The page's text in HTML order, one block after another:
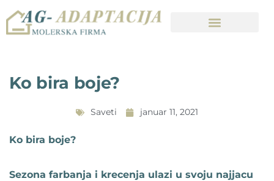
Ko bira boje?
Saveti januar 11, 2021
Ko bira boje?
Sezona farbanja i krecenja ulazi u svoju najjacu